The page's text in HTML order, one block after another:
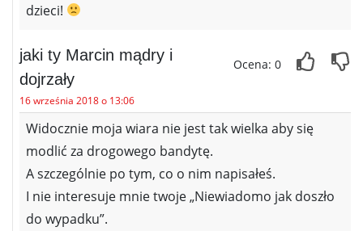
dzieci!
jaki ty Marcin mądry i
dojrzały
16 września 2018 o 13:06
Ocena: 0
Widocznie moja wiara nie jest tak wielka aby się
modlić za drogowego bandytę.
A szczególnie po tym, co o nim napisałeś.
I nie interesuje mnie twoje „Niewiadomo jak doszło
do wypadku”.